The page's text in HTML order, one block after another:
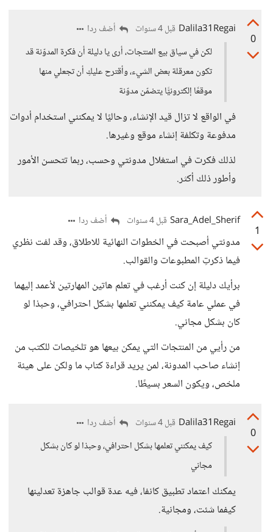
0
Dalila31Regai قبل 4 سنوات
أضف ردا
لكن في سياق بيع المنتجات، أرى يا دليلة أن فكرة المدوّنة قد
تكون معرقلة بعض الشيء، وأقترح عليكِ أن تجعلي منها
موقعًا إلكترونيًّا يتضمّن مدوّنة
في الواقع لا تزال قيد الإنشاء، وحاليًا لا يمكنني استخدام أدوات
مدفوعة وتكلفة إنشاء موقع وغيرها.
لذلك فكرت في استغلال مدونتي وحسب، ربما تتحسن الأمور
وأطور ذلك أكثر.
1
Sara_Adel_Sherif قبل 4 سنوات أضف ردا
مدونتي أصبحت في الخطوات النهائية للاطلاق، وقد لفت نظري
فيما ذكرتِ المطبوعات والقوالب.
برأيك دليلة إن كنت أرغب في تعلم هاتين المهارتين لأعمد إليهما
في عملي عامة كيف يمكنني تعلمها بشكل احترافي، وحبذا لو
كان بشكل مجاني.
من رأيي من المنتجات التي يمكن بيعها هو تلخيصات للكتب من
إنشاء صاحب المدونة، لمن يريد قراءة كتاب ما ولكن على هيئة
ملخص، ويكون السعر بسيطًا.
0
Dalila31Regai قبل 4 سنوات
أضف ردا
كيف يمكنني تعلمها بشكل احترافي، وحبذا لو كان بشكل
مجاني
يمكنك اعتماد تطبيق كانفا، فيه عدة قوالب جاهزة تعدلينها
كيفما شئت، ومجانية.